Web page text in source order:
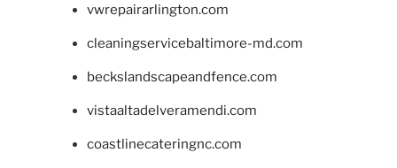
vwrepairarlington.com
cleaningservicebaltimore-md.com
beckslandscapeandfence.com
vistaaltadelveramendi.com
coastlinecateringnc.com